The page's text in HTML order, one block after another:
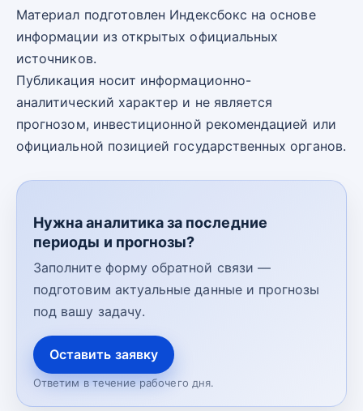
Материал подготовлен Индексбокс на основе
информации из открытых официальных
источников.
Публикация носит информационно-
аналитический характер и не является
прогнозом, инвестиционной рекомендацией или
официальной позицией государственных органов.
Нужна аналитика за последние
периоды и прогнозы?
Заполните форму обратной связи —
подготовим актуальные данные и прогнозы
под вашу задачу.
Оставить заявку
Ответим в течение рабочего дня.